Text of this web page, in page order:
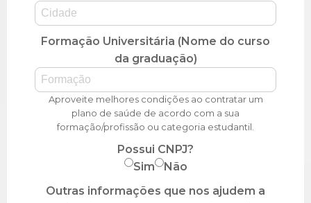
Formação Universitária (Nome do curso
da graduação)
Aproveite melhores condições ao contratar um
plano de saúde de acordo com a sua
formação/profissão ou categoria estudantil.
Possui CNPJ?
Sim
Não
Outras informações que nos ajudem a